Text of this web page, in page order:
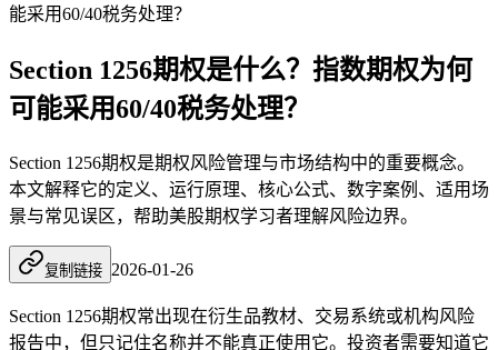
能采用60/40税务处理？
Section 1256期权是什么？指数期权为何
可能采用60/40税务处理？
Section 1256期权是期权风险管理与市场结构中的重要概念。
本文解释它的定义、运行原理、核心公式、数字案例、适用场
景与常见误区，帮助美股期权学习者理解风险边界。
复制链接 2026-01-26
Section 1256期权常出现在衍生品教材、交易系统或机构风险
报告中，但只记住名称并不能真正使用它。投资者需要知道它